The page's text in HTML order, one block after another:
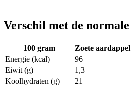
Verschil met de
100 gram Zoete aardappel
Energie (kcal)
96
Eiwit (g)
1,3
Koolhydraten (g)
21